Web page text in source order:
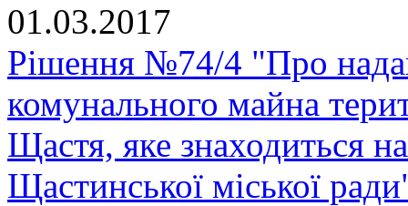
01.03.2017
Рішення №74/4 "Про
комунального майна
Щастя, яке знаходиться
Щастинської міської